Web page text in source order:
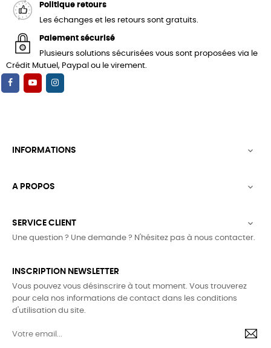
Politique retours
Les échanges et les retours sont gratuits.
Paiement sécurisé
Plusieurs solutions sécurisées vous sont proposées via le
Crédit Mutuel, Paypal ou le virement.
INFORMATIONS 
A PROPOS 
SERVICE CLIENT 
Une question ? Une demande ? N'hésitez pas à nous contacter.
INSCRIPTION NEWSLETTER
Vous pouvez vous désinscrire à tout moment. Vous trouverez
pour cela nos informations de contact dans les conditions
d'utilisation du site.